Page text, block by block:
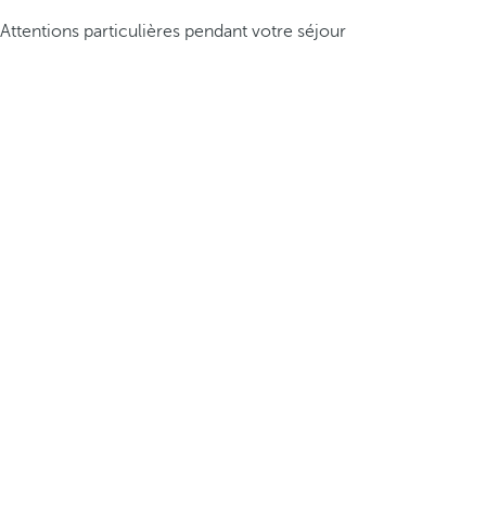
Attentions particulières pendant votre séjour